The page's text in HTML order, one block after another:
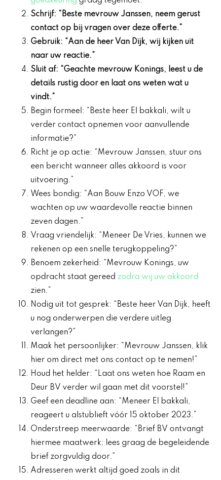
Schrijf: “Beste mevrouw Janssen, neem gerust
contact op bij vragen over deze offerte.”
Gebruik: “Aan de heer Van Dijk, wij kijken uit
naar uw reactie.”
Sluit af: “Geachte mevrouw Konings, leest u de
details rustig door en laat ons weten wat u
vindt.”
Begin formeel: “Beste heer El bakkali, wilt u
verder contact opnemen voor aanvullende
informatie?”
Richt je op actie: “Mevrouw Janssen, stuur ons
een bericht wanneer alles akkoord is voor
uitvoering.”
Wees bondig: “Aan Bouw Enzo VOF, we
wachten op uw waardevolle reactie binnen
zeven dagen.”
Vraag vriendelijk: “Meneer De Vries, kunnen we
rekenen op een snelle terugkoppeling?”
Benoem zekerheid: “Mevrouw Konings, uw
opdracht staat gereed zodra wij uw akkoord
zien.”
Nodig uit tot gesprek: “Beste heer Van Dijk, heeft
u nog onderwerpen die verdere uitleg
verlangen?”
Maak het persoonlijker: “Mevrouw Janssen, klik
hier om direct met ons contact op te nemen!”
Houd het helder: “Laat ons weten hoe Raam en
Deur BV verder wil gaan met dit voorstel!”
Geef een deadline aan: “Meneer El bakkali,
reageert u alstublieft vóór 15 oktober 2023.”
Onderstreep meerwaarde: “Brief BV ontvangt
hiermee maatwerk; lees graag de begeleidende
brief zorgvuldig door.”
Adresseren werkt altijd goed zoals in dit